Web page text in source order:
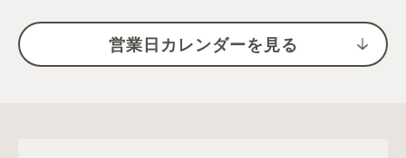
営業日カレンダーを見る